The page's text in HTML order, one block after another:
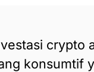
crypto
konsumtif